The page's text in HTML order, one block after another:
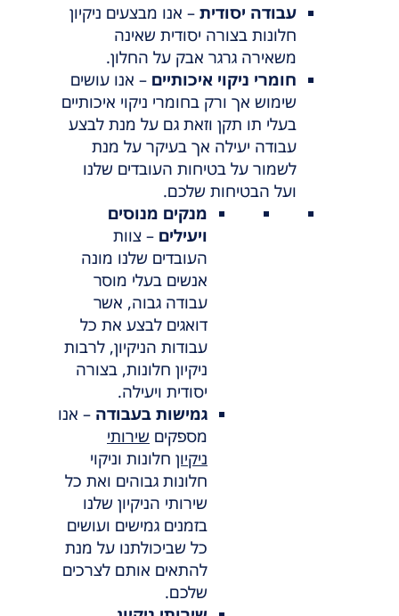
עבודה יסודית – אנו מבצעים ניקיון
חלונות בצורה יסודית שאינה
משאירה גרגר אבק על החלון.
חומרי ניקוי איכותיים – אנו עושים
שימוש אך ורק בחומרי ניקוי איכותיים
בעלי תו תקן וזאת גם על מנת לבצע
עבודה יעילה אך בעיקר על מנת
לשמור על בטיחות העובדים שלנו
ועל הבטיחות שלכם.
מנקים מנוסים
ויעילים – צוות
העובדים שלנו מונה
אנשים בעלי מוסר
עבודה גבוה, אשר
דואגים לבצע את כל
עבודות הניקיון, לרבות
ניקיון חלונות, בצורה
יסודית ויעילה.
גמישות בעבודה – אנו
מספקים שירותי
ניקיון חלונות וניקוי
חלונות גבוהים ואת כל
שירותי הניקיון שלנו
בזמנים גמישים ועושים
כל שביכולתנו על מנת
להתאים אותם לצרכים
שלכם.